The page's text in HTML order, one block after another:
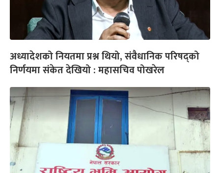
अध्यादेशको नियतमा प्रश्न थियो, संवैधानिक परिषद्को
निर्णयमा संकेत देखियो : महासचिव पोखरेल